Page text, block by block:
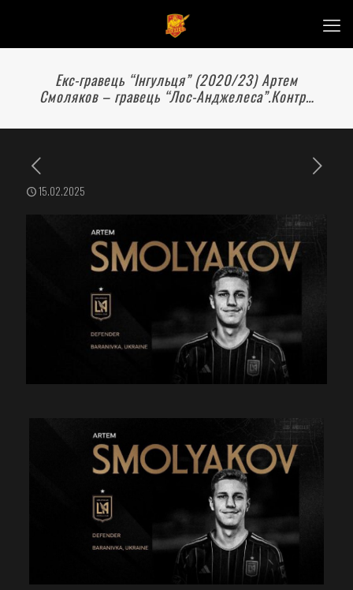
Екс-гравець “Інгульця” (2020/23) Артем
Смоляков – гравець “Лос-Анджелеса”.Контр…
15.02.2025